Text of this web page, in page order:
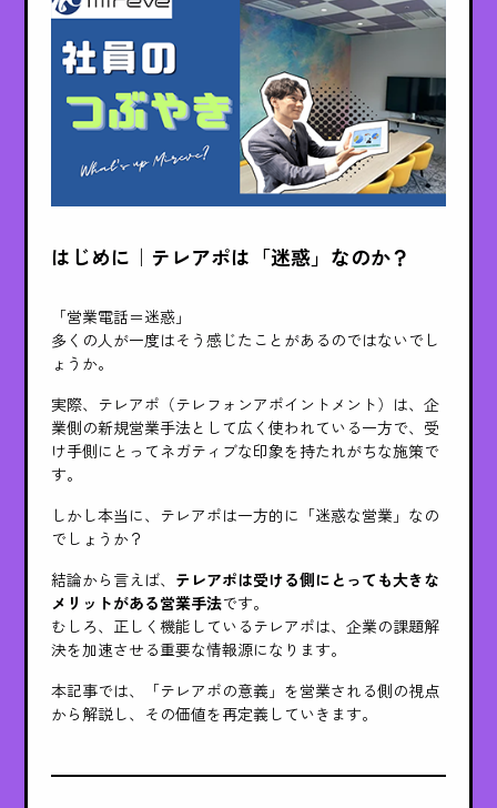
はじめに｜テレアポは「迷惑」なのか？
「営業電話＝迷惑」
多くの人が一度はそう感じたことがあるのではないでし
ょうか。
実際、テレアポ（テレフォンアポイントメント）は、企
業側の新規営業手法として広く使われている一方で、受
け手側にとってネガティブな印象を持たれがちな施策で
す。
しかし本当に、テレアポは一方的に「迷惑な営業」なの
でしょうか？
結論から言えば、 テレアポは受ける側にとっても大きな
メリットがある営業手法です。
むしろ、正しく機能しているテレアポは、企業の課題解
決を加速させる重要な情報源になります。
本記事では、「テレアポの意義」を営業される側の視点
から解説し、その価値を再定義していきます。